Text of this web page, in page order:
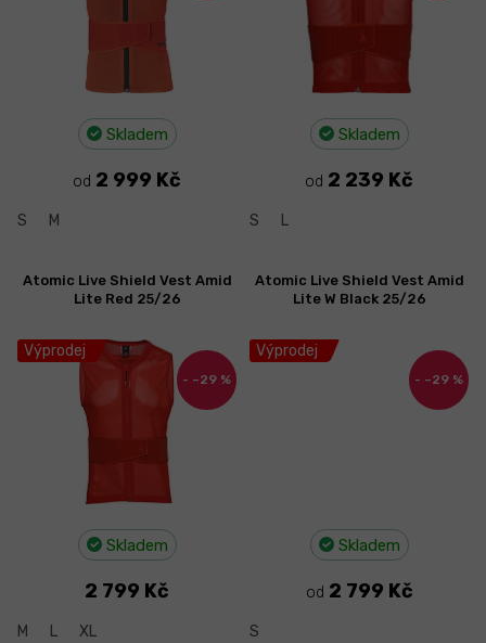
Skladem
od 2 999 Kč
S M
Skladem
od 2 239 Kč
S L
Výprodej
–29 %
Atomic Live Shield Vest Amid
Lite Red 25/26
Skladem
2 799 Kč
M L XL
Výprodej
–29 %
Atomic Live Shield Vest Amid
Lite W Black 25/26
Skladem
od 2 799 Kč
S